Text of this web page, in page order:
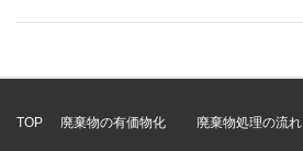
TOP 廃棄物の有価物化 廃棄物処理の流れ